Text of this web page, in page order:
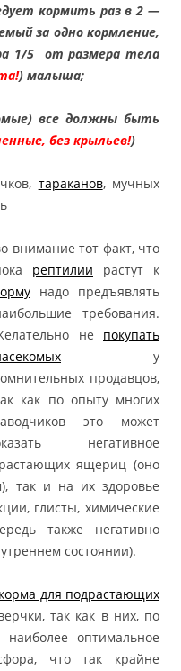
кормить раз в 2 —
за одно кормление,
1/5 от размера тела
) малыша;
все должны быть
без крыльев!)
тараканов, мучных
внимание тот факт, что
рептилии растут к
надо предъявлять
требования.
не покупать
у
продавцов,
как по опыту многих
это может
негативное
ящериц (оно
так и на их здоровье
глисты, химические
также негативно
состоянии).
для подрастающих
так как в них, по
оптимальное
что так крайне